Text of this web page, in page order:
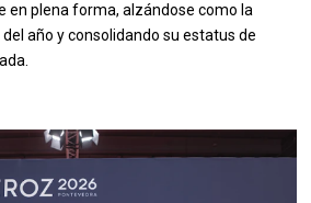
en plena forma, alzándose como la
del año y consolidando su estatus de